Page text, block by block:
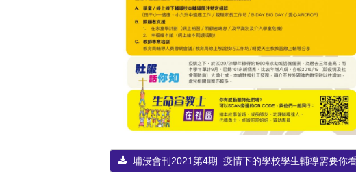
埔浸會刊2021第4期_疫情下的學校學生輔導需要你